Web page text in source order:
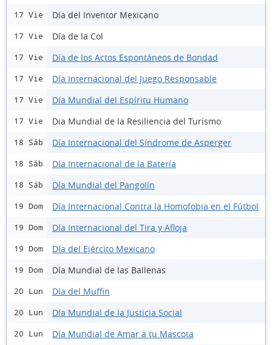
17 Vie Día del Inventor Mexicano
17 Vie Día de la Col
17 Vie Día de los Actos Espontáneos de Bondad
17 Vie Día Internacional del Juego Responsable
17 Vie Día Mundial del Espíritu Humano
17 Vie Dia Mundial de la Resiliencia del Turismo
18 Sáb Día Internacional del Síndrome de Asperger
18 Sáb Día Internacional de la Batería
18 Sáb Día Mundial del Pangolín
19 Dom Día Internacional Contra la Homofobia en el Fútbol
19 Dom Día Internacional del Tira y Afloja
19 Dom Día del Ejército Mexicano
19 Dom Día Mundial de las Ballenas
20 Lun Día del Muffin
20 Lun Día Mundial de la Justicia Social
20 Lun Día Mundial de Amar a tu Mascota